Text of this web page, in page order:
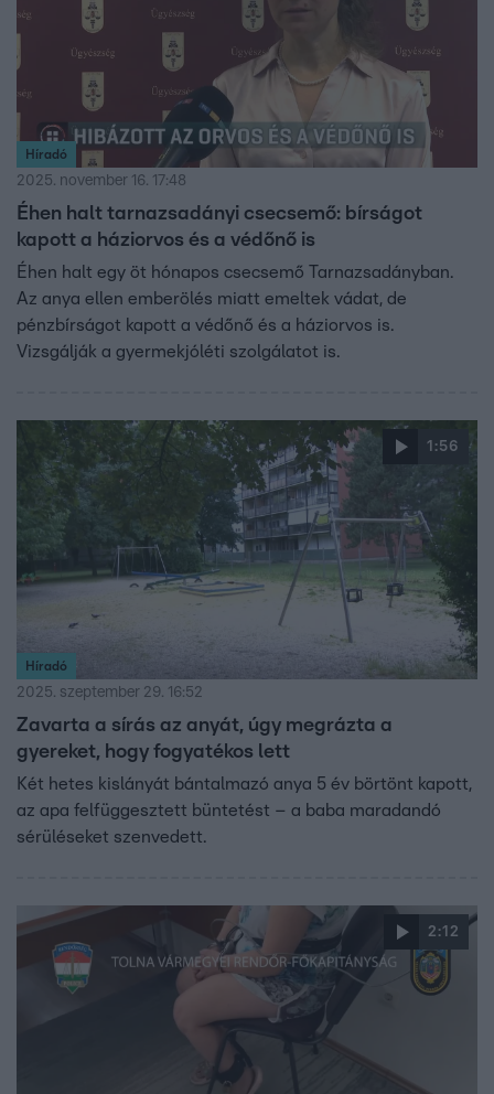
Híradó
2025. november 16. 17:48
Éhen halt tarnazsadányi csecsemő: bírságot
kapott a háziorvos és a védőnő is
Éhen halt egy öt hónapos csecsemő Tarnazsadányban.
Az anya ellen emberölés miatt emeltek vádat, de
pénzbírságot kapott a védőnő és a háziorvos is.
Vizsgálják a gyermekjóléti szolgálatot is.
1:56
Híradó
2025. szeptember 29. 16:52
Zavarta a sírás az anyát, úgy megrázta a
gyereket, hogy fogyatékos lett
Két hetes kislányát bántalmazó anya 5 év börtönt kapott,
az apa felfüggesztett büntetést – a baba maradandó
sérüléseket szenvedett.
2:12